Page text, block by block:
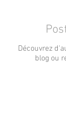
Découvrez
blog ou